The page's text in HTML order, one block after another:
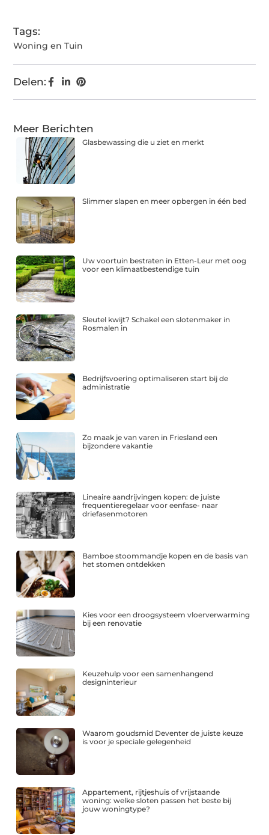
Tags:
Woning en Tuin
Delen:
Meer Berichten
Glasbewassing die u ziet en merkt
Slimmer slapen en meer opbergen in één bed
Uw voortuin bestraten in Etten-Leur met oog
voor een klimaatbestendige tuin
Sleutel kwijt? Schakel een slotenmaker in
Rosmalen in
Bedrijfsvoering optimaliseren start bij de
administratie
Zo maak je van varen in Friesland een
bijzondere vakantie
Lineaire aandrijvingen kopen: de juiste
frequentieregelaar voor eenfase- naar
driefasenmotoren
Bamboe stoommandje kopen en de basis van
het stomen ontdekken
Kies voor een droogsysteem vloerverwarming
bij een renovatie
Keuzehulp voor een samenhangend
designinterieur
Waarom goudsmid Deventer de juiste keuze
is voor je speciale gelegenheid
Appartement, rijtjeshuis of vrijstaande
woning: welke sloten passen het beste bij
jouw woningtype?